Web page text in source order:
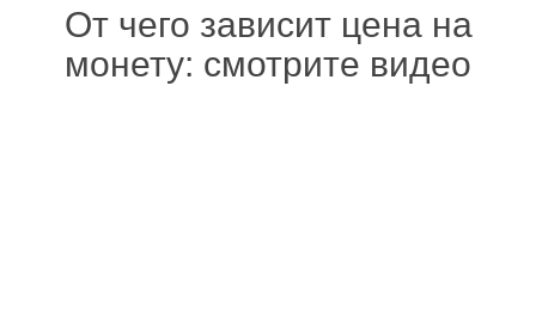
От чего зависит цена на
монету: смотрите видео